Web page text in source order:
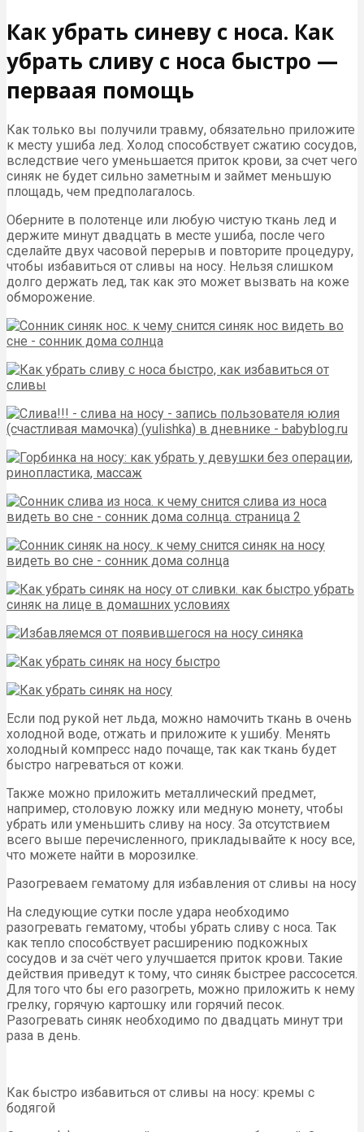
Как убрать синеву с носа. Как
убрать сливу с носа быстро —
перваая помощь
Как только вы получили травму, обязательно приложите
к месту ушиба лед. Холод способствует сжатию сосудов,
вследствие чего уменьшается приток крови, за счет чего
синяк не будет сильно заметным и займет меньшую
площадь, чем предполагалось.
Оберните в полотенце или любую чистую ткань лед и
держите минут двадцать в месте ушиба, после чего
сделайте двух часовой перерыв и повторите процедуру,
чтобы избавиться от сливы на носу. Нельзя слишком
долго держать лед, так как это может вызвать на коже
обморожение.
Если под рукой нет льда, можно намочить ткань в очень
холодной воде, отжать и приложите к ушибу. Менять
холодный компресс надо почаще, так как ткань будет
быстро нагреваться от кожи.
Также можно приложить металлический предмет,
например, столовую ложку или медную монету, чтобы
убрать или уменьшить сливу на носу. За отсутствием
всего выше перечисленного, прикладывайте к носу все,
что можете найти в морозилке.
Разогреваем гематому для избавления от сливы на носу
На следующие сутки после удара необходимо
разогревать гематому, чтобы убрать сливу с носа. Так
как тепло способствует расширению подкожных
сосудов и за счёт чего улучшается приток крови. Такие
действия приведут к тому, что синяк быстрее рассосется.
Для того что бы его разогреть, можно приложить к нему
грелку, горячую картошку или горячий песок.
Разогревать синяк необходимо по двадцать минут три
раза в день.
Как быстро избавиться от сливы на носу: кремы с
бодягой